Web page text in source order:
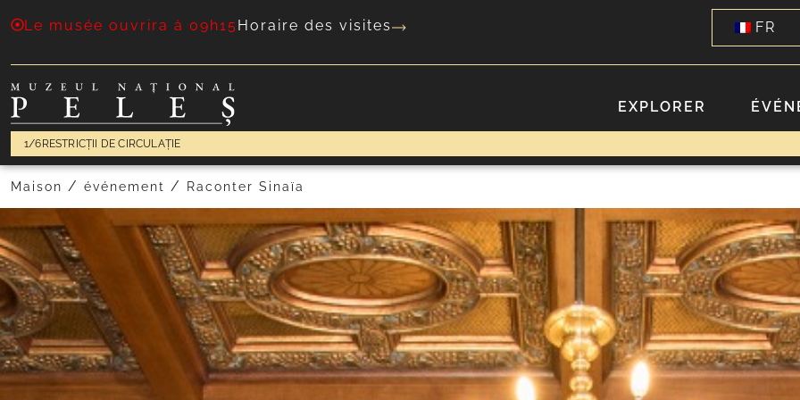
Le musée ouvrira à 09h15 Horaire des visites FR
EXPLORER
1/6 RESTRICȚII DE CIRCULAȚIE
Maison / événement / Raconter Sinaïa